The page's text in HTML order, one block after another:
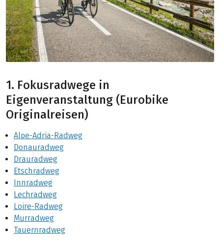
1. Fokusradwege in
Eigenveranstaltung (Eurobike
Originalreisen)
Alpe-Adria-Radweg
Donauradweg
Drauradweg
Etschradweg
Innradweg
Lechradweg
Loire-Radweg
Murradweg
Tauernradweg